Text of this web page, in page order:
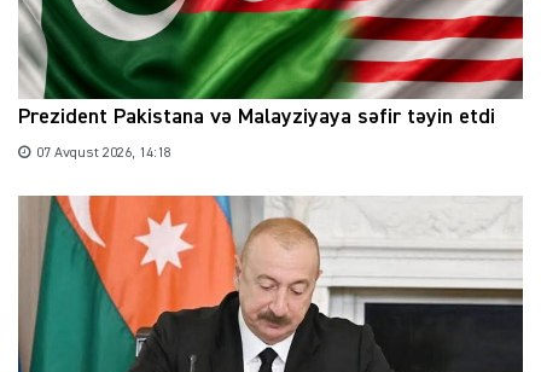
Prezident Pakistana və Malayziyaya səfir təyin etdi
07 Avqust 2026, 14:18